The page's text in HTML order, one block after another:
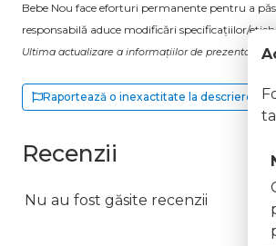
Bebe Nou face eforturi permanente pentru a
responsabilă aduce modificări specificațiilor/
Ultima actualizare a informațiilor de prezentare
Raportează o inexactitate la descriere
Recenzii
Nu au fost găsite recenzii